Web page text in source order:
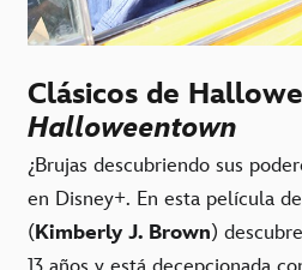
Clásicos de
Halloweentown
¿Brujas descubriendo sus
en Disney+. En esta película
(Kimberly J. Brown)